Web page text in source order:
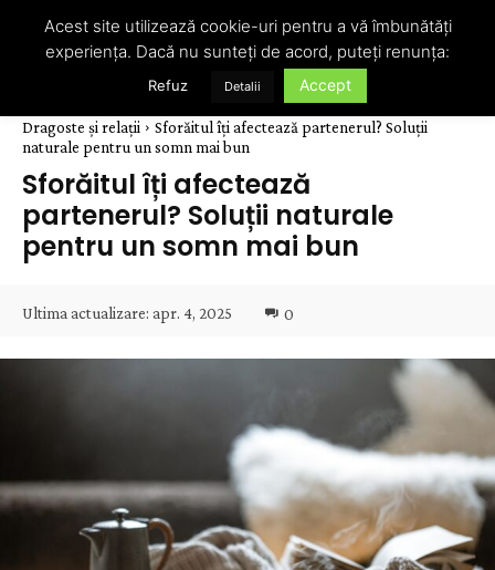
Dragoste și relații
Sforăitul îți afectează partenerul? Soluții
naturale pentru un somn mai bun
Sforăitul îți afectează
partenerul? Soluții naturale
pentru un somn mai bun
Ultima actualizare: apr. 4, 2025 0
Acest site utilizează cookie-uri pentru a vă îmbunătăți
experiența. Dacă nu sunteți de acord, puteți renunța:
Refuz Detalii Accept